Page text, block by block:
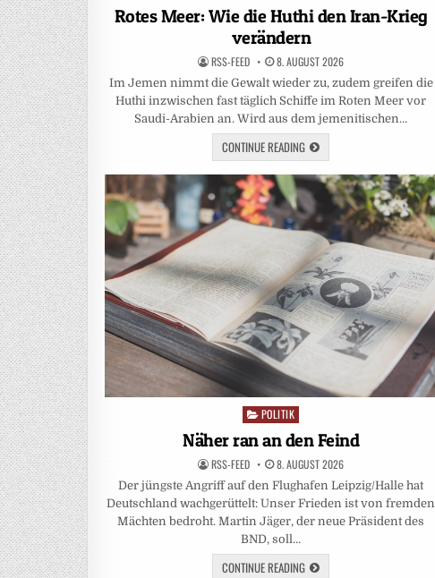
Rotes Meer: Wie die Huthi den Iran-Krieg
verändern
RSS-FEED 8. AUGUST 2026
Im Jemen nimmt die Gewalt wieder zu, zudem greifen die
Huthi inzwischen fast täglich Schiffe im Roten Meer vor
Saudi-Arabien an. Wird aus dem jemenitischen…
CONTINUE READING
Posted
POLITIK
Näher ran an den Feind
RSS-FEED 8. AUGUST 2026
Der jüngste Angriff auf den Flughafen Leipzig/Halle hat
Deutschland wachgerüttelt: Unser Frieden ist von fremden
Mächten bedroht. Martin Jäger, der neue Präsident des
BND, soll…
CONTINUE READING